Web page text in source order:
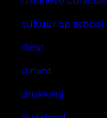
cultuur op school
diest
dinant
drukkerij